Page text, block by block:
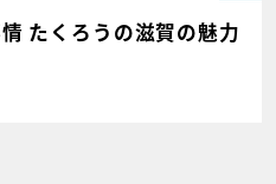
たくろうの滋賀の魅力